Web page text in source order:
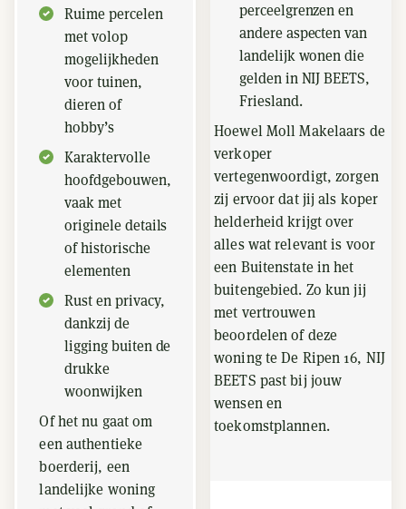
Ruime percelen
met volop
mogelijkheden
voor tuinen,
dieren of
hobby’s
Karaktervolle
hoofdgebouwen,
vaak met
originele details
of historische
elementen
Rust en privacy,
dankzij de
ligging buiten de
drukke
woonwijken
Of het nu gaat om
een authentieke
boerderij, een
landelijke woning
perceelgrenzen en
andere aspecten van
landelijk wonen die
gelden in NIJ BEETS,
Friesland.
Hoewel Moll Makelaars de
verkoper
vertegenwoordigt, zorgen
zij ervoor dat jij als koper
helderheid krijgt over
alles wat relevant is voor
een Buitenstate in het
buitengebied. Zo kun jij
met vertrouwen
beoordelen of deze
woning te De Ripen 16, NIJ
BEETS past bij jouw
wensen en
toekomstplannen.